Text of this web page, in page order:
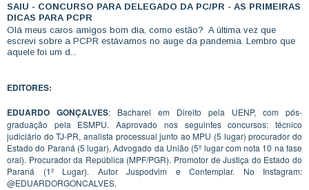
SAIU - CONCURSO PARA DELEGADO DA PC/PR - AS PRIMEIRAS
DICAS PARA PCPR
Olá meus caros amigos bom dia, como estão? A última vez que
escrevi sobre a PCPR estávamos no auge da pandemia. Lembro que
aquele foi um d...
EDITORES:
EDUARDO GONÇALVES: Bacharel em Direito pela UENP, com pós-
graduação pela ESMPU. Aaprovado nos seguintes concursos: técnico
judiciário do TJ-PR, analista processual junto ao MPU (5 lugar) procurador do
Estado do Paraná (5 lugar), Advogado da União (5º lugar com nota 10 na fase
oral). Procurador da República (MPF/PGR). Promotor de Justiça do Estado do
Paraná (1º Lugar). Autor Juspodvim e Contemplar. No Instagram:
@EDUARDORGONCALVES.